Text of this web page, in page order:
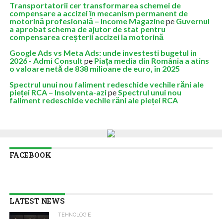
Transportatorii cer transformarea schemei de
compensare a accizei în mecanism permanent de
motorină profesională – Income Magazinepe Guvernul
a aprobat schema de ajutor de stat pentru
compensarea creșterii accizei la motorină
Google Ads vs Meta Ads: unde investesti bugetul in
2026 - Admi Consult pe Piața media din România a atins
o valoare netă de 838 milioane de euro, în 2025
Spectrul unui nou faliment redeschide vechile răni ale
pieței RCA – Insolventa-azipeSpectrul unui nou
faliment redeschide vechile răni ale pieței RCA
FACEBOOK
LATEST NEWS
TEHNOLOGIE